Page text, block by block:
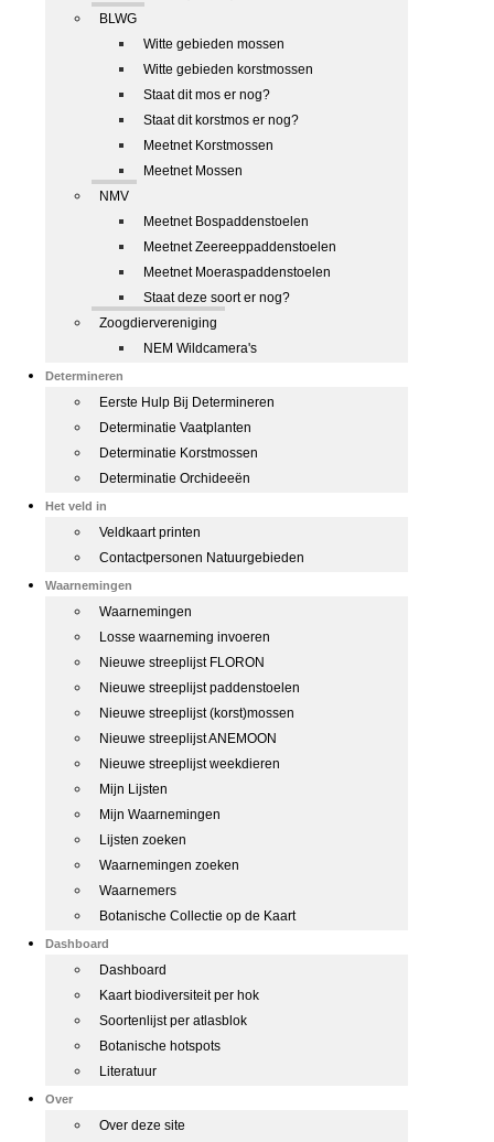
BLWG
Witte gebieden mossen
Witte gebieden korstmossen
Staat dit mos er nog?
Staat dit korstmos er nog?
Meetnet Korstmossen
Meetnet Mossen
NMV
Meetnet Bospaddenstoelen
Meetnet Zeereeppaddenstoelen
Meetnet Moeraspaddenstoelen
Staat deze soort er nog?
Zoogdiervereniging
NEM Wildcamera's
Determineren
Eerste Hulp Bij Determineren
Determinatie Vaatplanten
Determinatie Korstmossen
Determinatie Orchideeën
Het veld in
Veldkaart printen
Contactpersonen Natuurgebieden
Waarnemingen
Waarnemingen
Losse waarneming invoeren
Nieuwe streeplijst FLORON
Nieuwe streeplijst paddenstoelen
Nieuwe streeplijst (korst)mossen
Nieuwe streeplijst ANEMOON
Nieuwe streeplijst weekdieren
Mijn Lijsten
Mijn Waarnemingen
Lijsten zoeken
Waarnemingen zoeken
Waarnemers
Botanische Collectie op de Kaart
Dashboard
Dashboard
Kaart biodiversiteit per hok
Soortenlijst per atlasblok
Botanische hotspots
Literatuur
Over
Over deze site